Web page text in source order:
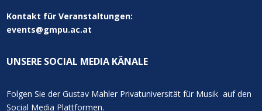
Kontakt für Veranstaltungen:
events@gmpu.ac.at
UNSERE SOCIAL MEDIA KÄNALE
Folgen Sie der Gustav Mahler Privatuniversität für Musik auf den
Social Media Plattformen.